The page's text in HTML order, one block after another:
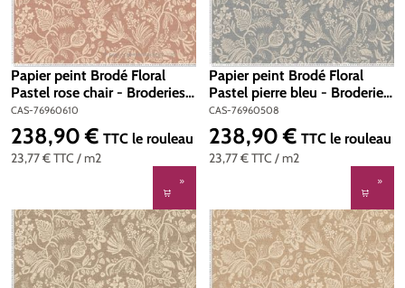
Papier peint Brodé Floral
Pastel rose chair - Broderies
de Casamance | Réf. CAS-
76960610
CAS-76960610
23,77 €TTC / m2
Prix régulier :
238,90 € TTC le rouleau
Papier peint Brodé Floral
Pastel pierre bleu - Broderies
de Casamance | Réf. CAS-
76960508
CAS-76960508
23,77 €TTC / m2
Prix régulier :
238,90 € TTC le rouleau